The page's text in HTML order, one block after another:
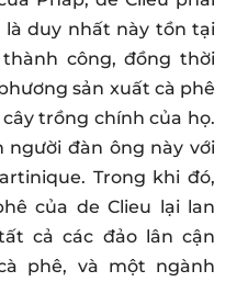
là duy nhất này tồn tại
công, đồng thời
sản xuất cà phê
trồng chính của họ.
người đàn ông này với
Trong khi đó,
của de Clieu lại lan
cả các đảo lân cận
phê, và một ngành